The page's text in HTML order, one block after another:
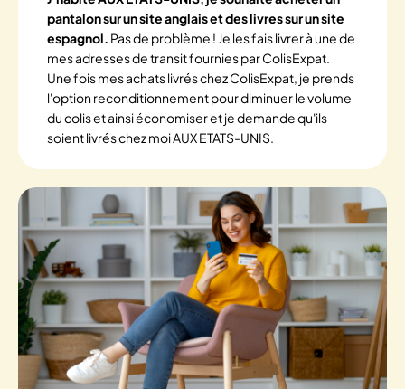
pantalon sur un site anglais et des livres sur un site
espagnol. Pas de problème ! Je les fais livrer à une de
mes adresses de transit fournies par ColisExpat.
Une fois mes achats livrés chez ColisExpat, je prends
l'option reconditionnement pour diminuer le volume
du colis et ainsi économiser et je demande qu'ils
soient livrés chez moi AUX ETATS-UNIS.